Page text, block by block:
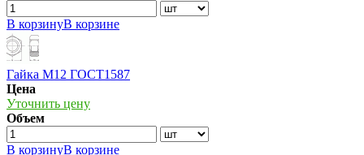
В корзинуВ корзине
Гайка М12 ГОСТ1587
Цена
Уточнить цену
Объем
В корзинуВ корзине